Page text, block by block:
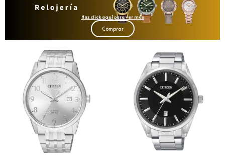
Haz click aquí para ver más
Comprar